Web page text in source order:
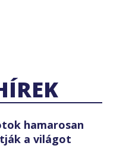
hamarosan
a világot